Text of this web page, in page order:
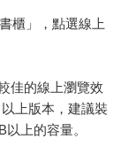
或緬甸，再前往
在穿越中國的途
——這樣的人一輩
——然後逮捕他
者在最脆弱的時
動人士會面之
北韓的核心成員
櫃」，點選線上
佳的線上瀏覽效
上版本，建議裝
上的容量。